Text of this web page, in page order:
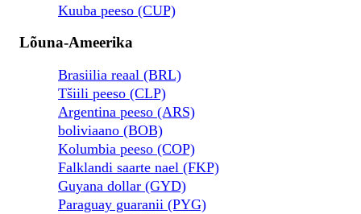
Kuuba peeso (CUP)
Lõuna-Ameerika
Brasiilia reaal (BRL)
Tšiili peeso (CLP)
Argentina peeso (ARS)
boliviaano (BOB)
Kolumbia peeso (COP)
Falklandi saarte nael (FKP)
Guyana dollar (GYD)
Paraguay guaranii (PYG)